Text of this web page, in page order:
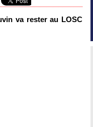
va rester au LOSC